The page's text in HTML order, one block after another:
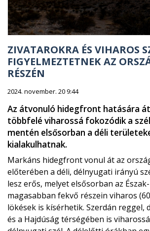
ZIVATAROKRA ÉS VIHAROS
FIGYELMEZTETNEK AZ
RÉSZÉN
2024. november. 20 9:44
Az átvonuló hidegfront hatására
többfelé viharossá fokozódik a
mentén elsősorban a déli
kialakulhatnak.
Markáns hidegfront vonul át az
előterében a déli, délnyugati irányú
lesz erős, melyet elsősorban az
magasabban fekvő részein viharos
lökések is kísérhetik. Szerdán reggel,
és a Hajdúság térségében is